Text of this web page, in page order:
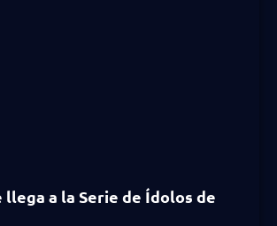
llega a la Serie de Ídolos de